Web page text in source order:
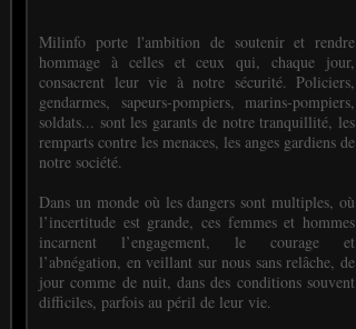
Milinfo porte l'ambition de soutenir et rendre
hommage à celles et ceux qui, chaque jour,
consacrent leur vie à notre sécurité. Policiers,
gendarmes, sapeurs-pompiers, marins-pompiers,
soldats... sont les garants de notre tranquillité, les
remparts contre les menaces, les anges gardiens de
notre société.
Dans un monde où les dangers sont multiples, où
l’incertitude est grande, ces femmes et hommes
incarnent l’engagement, le courage et
l’abnégation, en veillant sur nous sans relâche, de
jour comme de nuit, dans des conditions souvent
difficiles, parfois au péril de leur vie.